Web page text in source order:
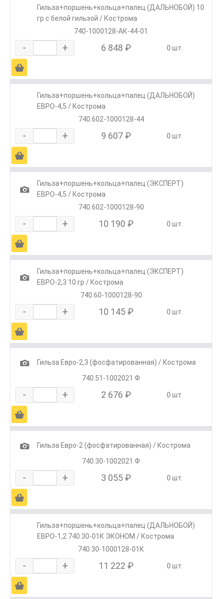
Гильза+поршень+кольца+палец (ДАЛЬНОБОЙ) 10
гр с белой гильзой / Кострома
740-1000128-АК-44-01
- + 6 848 ₽ 0 шт.
Ä
Гильза+поршень+кольца+палец (ДАЛЬНОБОЙ)
ЕВРО-4,5 / Кострома
740.602-1000128-44
- + 9 607 ₽ 0 шт.
Ä
1
Гильза+поршень+кольца+палец (ЭКСПЕРТ)
ЕВРО-4,5 / Кострома
740.602-1000128-90
- + 10 190 ₽ 0 шт.
Ä
1
Гильза+поршень+кольца+палец (ЭКСПЕРТ)
ЕВРО-2,3 10 гр / Кострома
740.60-1000128-90
- + 10 145 ₽ 0 шт.
Ä
1
Гильза Евро-2,3 (фосфатированная) / Кострома
740.51-1002021 Ф
- + 2 676 ₽ 0 шт.
Ä
1
Гильза Евро-2 (фосфатированная) / Кострома
740.30-1002021 Ф
- + 3 055 ₽ 0 шт.
Ä
Гильза+поршень+кольца+палец (ДАЛЬНОБОЙ)
ЕВРО-1,2 740.30-01К ЭКОНОМ / Кострома
740.30-1000128-01К
- + 11 222 ₽ 0 шт.
Ä